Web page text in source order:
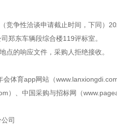
竞争性洽谈申请截止时间，下同）
郑东车辆段综合楼119评标室。
点的响应文件，采购人拒绝接收。
会体育app网站（
）、中国采购与招标网（
司